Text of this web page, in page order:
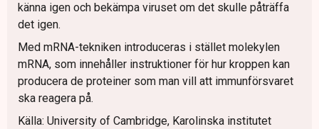
känna igen och bekämpa viruset om det skulle påträffa
det igen.
Med mRNA-tekniken introduceras i stället molekylen
mRNA, som innehåller instruktioner för hur kroppen kan
producera de proteiner som man vill att immunförsvaret
ska reagera på.
Källa: University of Cambridge, Karolinska institutet